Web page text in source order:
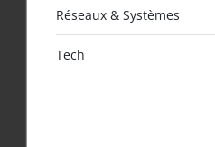
Réseaux & Systèmes
Tech